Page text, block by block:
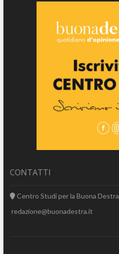
CONTATTI
Centro Studi per la Buona Destra
redazione@buonadestra.it